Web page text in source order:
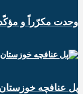
وحدت مکرّراً و
پل عنافچه